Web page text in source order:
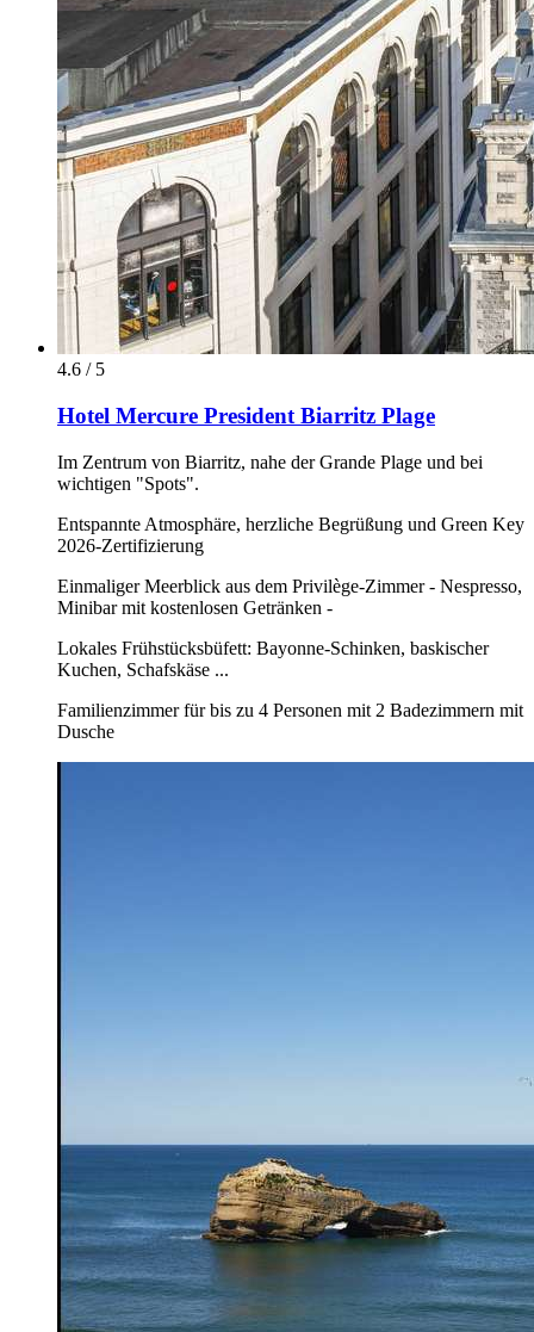
4.6 / 5
Hotel Mercure President Biarritz Plage
Im Zentrum von Biarritz, nahe der Grande Plage und bei
wichtigen "Spots".
Entspannte Atmosphäre, herzliche Begrüßung und Green Key
2026-Zertifizierung
Einmaliger Meerblick aus dem Privilège-Zimmer - Nespresso,
Minibar mit kostenlosen Getränken -
Lokales Frühstücksbüfett: Bayonne-Schinken, baskischer
Kuchen, Schafskäse ...
Familienzimmer für bis zu 4 Personen mit 2 Badezimmern mit
Dusche